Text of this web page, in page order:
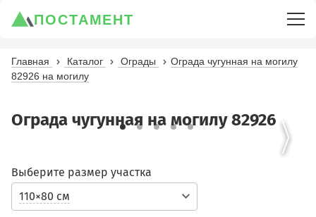
ПОСТАМЕНТ
Главная Каталог Ограды
Ограда чугунная на могилу
82926 на могилу
Ограда чугунная на могилу 82926
110×80 см
Выберите размер участка